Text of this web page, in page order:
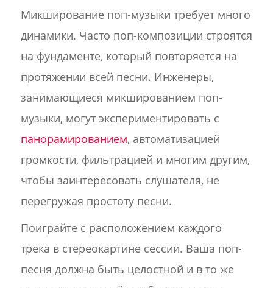
Микширование поп-музыки требует много
динамики. Часто поп-композиции строятся
на фундаменте, который повторяется на
протяжении всей песни. Инженеры,
занимающиеся микшированием поп-
музыки, могут экспериментировать с
панорамированием, автоматизацией
громкости, фильтрацией и многим другим,
чтобы заинтересовать слушателя, не
перегружая простоту песни.
Поиграйте с расположением каждого
трека в стереокартине сессии. Ваша поп-
песня должна быть целостной и в то же